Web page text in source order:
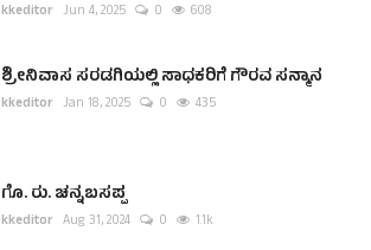
kkeditor Jun 4, 2025 0 608
ಶ್ರೀನಿವಾಸ ಸರಡಗಿಯಲ್ಲಿ ಸಾಧಕರಿಗೆ ಗೌರವ ಸನ್ಮಾನ
kkeditor Jan 18, 2025 0 435
ಗೊ. ರು. ಚನ್ನಬಸಪ್ಪ
kkeditor Aug 31, 2024 0 1.1k